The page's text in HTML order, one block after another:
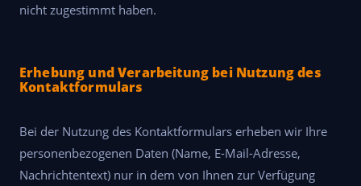
nicht zugestimmt haben.
Erhebung und Verarbeitung bei Nutzung des
Kontaktformulars
Bei der Nutzung des Kontaktformulars erheben wir Ihre
personenbezogenen Daten (Name, E-Mail-Adresse,
Nachrichtentext) nur in dem von Ihnen zur Verfügung